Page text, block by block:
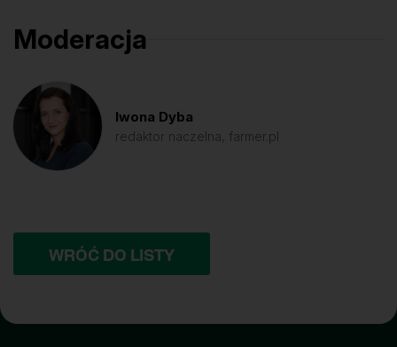
Moderacja
Iwona Dyba
redaktor naczelna, farmer.pl
WRÓĆ DO LISTY